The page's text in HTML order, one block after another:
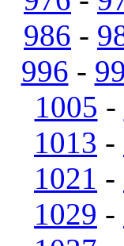
986 -
996 -
1005 -
1013 -
1021 -
1029 -